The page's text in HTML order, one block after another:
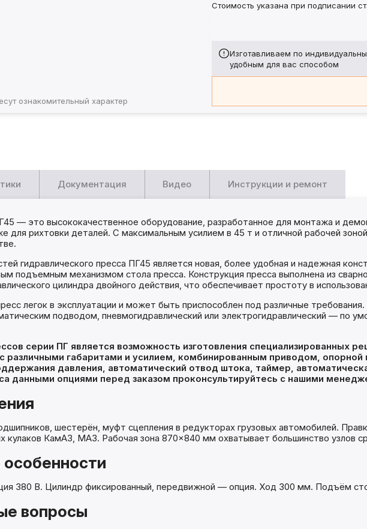
ознакомительный характер
Стоимость указана при подписании
Изготавливаем по
удобным для вас способом
Документация Видео Инструкции и ремонт
— это высококачественное оборудование, разработанное для монтажа и
для рихтовки деталей. С максимальным усилием в 45 т и отличной рабочей
гидравлического пресса ПГ45 является новая, более удобная и надежная
подъемным механизмом стола пресса. Конструкция пресса выполнена из
цилиндра двойного действия, что обеспечивает простоту в
легок в эксплуатации и может быть приспособлен под различные
подводом, пневмогидравлический или электрогидравлический — по
серии ПГ является возможность изготовления специализированных
различными габаритами и усилием, комбинированным приводом,
давления, автоматический отвод штока, таймер,
данными опциями перед заказом проконсультируйтесь с нашими
шестерён, муфт сцепления в редукторах грузовых автомобилей.
кулаков КамАЗ, МАЗ. Рабочая зона 870×840 мм охватывает большинство узлов
380 В. Цилиндр фиксированный, передвижной — опция. Ход 300 мм. Подъём
вопросы